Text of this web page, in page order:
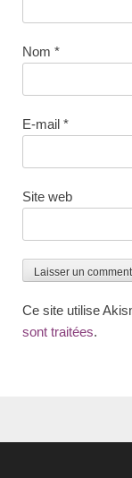
Nom *
E-mail *
Site web
Ce site utilise
sont traitées.